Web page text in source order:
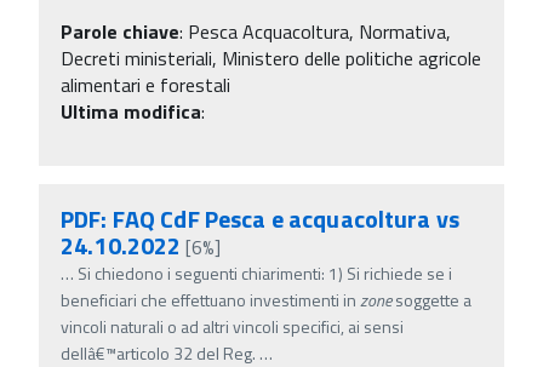
Parole chiave: Pesca Acquacoltura, Normativa,
Decreti ministeriali, Ministero delle politiche agricole
alimentari e forestali
Ultima modifica:
PDF: FAQ CdF Pesca e acquacoltura vs
24.10.2022 [6%]
… Si chiedono i seguenti chiarimenti: 1) Si richiede se i
beneficiari che effettuano investimenti inzonesoggette a
vincoli naturali o ad altri vincoli specifici, ai sensi
dellâ€™articolo 32 del Reg. …